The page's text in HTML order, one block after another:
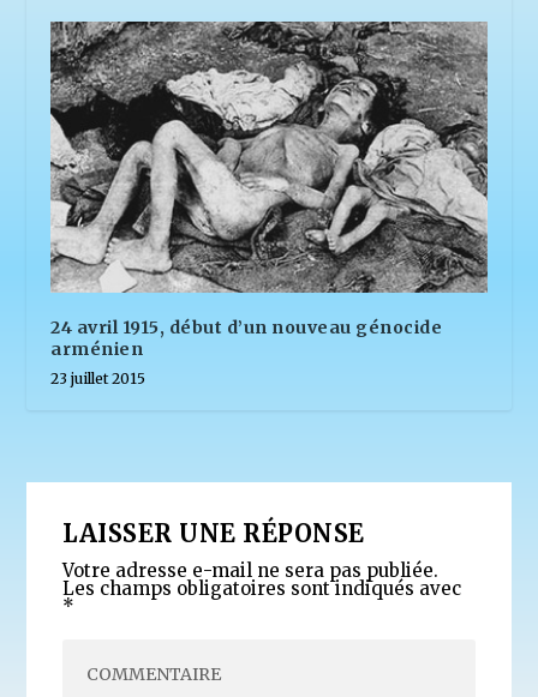
24 avril 1915, début d’un nouveau génocide
arménien
23 juillet 2015
LAISSER UNE RÉPONSE
Votre adresse e-mail ne sera pas publiée.
Les champs obligatoires sont indiqués avec
*